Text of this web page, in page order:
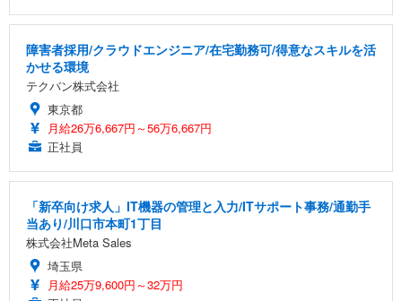
障害者採用/クラウドエンジニア/在宅勤務可/得意なスキルを活
かせる環境
テクバン株式会社
東京都
月給26万6,667円～56万6,667円
正社員
「新卒向け求人」IT機器の管理と入力/ITサポート事務/通勤手
当あり/川口市本町1丁目
株式会社Meta Sales
埼玉県
月給25万9,600円～32万円